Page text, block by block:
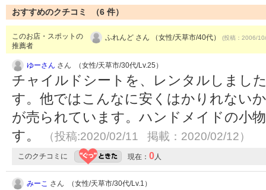
おすすめのクチコミ （6 件）
このお店・スポットの
推薦者
ふれんど さん （女性/天草市/40代） (投稿：2006/
ゆーさん さん （女性/天草市/30代/Lv.25）
チャイルドシートを、レンタルしまし
す。他ではこんなに安くはかりれない
が売られています。ハンドメイドの小
す。
（投稿:2020/02/11 掲載：2020/02/12）
このクチコミに 現在： 0人
みーこ さん （女性/天草市/30代/Lv.1）